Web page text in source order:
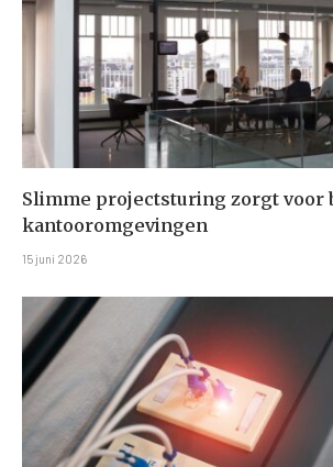
Slimme projectsturing zorgt voor
kantooromgevingen
15 juni 2026